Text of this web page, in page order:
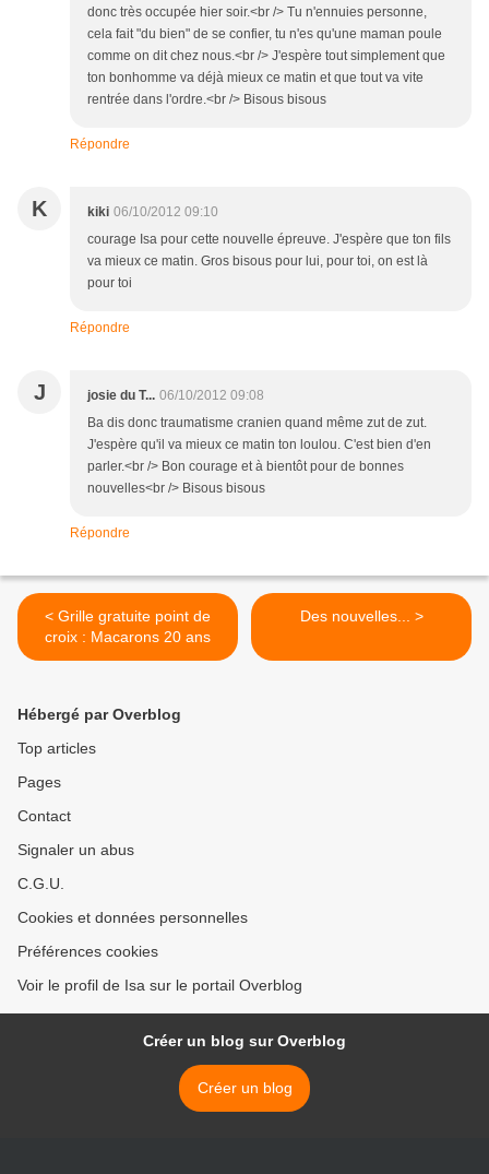
donc très occupée hier soir.<br /> Tu n'ennuies personne,
cela fait "du bien" de se confier, tu n'es qu'une maman poule
comme on dit chez nous.<br /> J'espère tout simplement que
ton bonhomme va déjà mieux ce matin et que tout va vite
rentrée dans l'ordre.<br /> Bisous bisous
Répondre
K kiki 06/10/2012 09:10
courage Isa pour cette nouvelle épreuve. J'espère que ton fils
va mieux ce matin. Gros bisous pour lui, pour toi, on est là
pour toi
Répondre
J josie du T... 06/10/2012 09:08
Ba dis donc traumatisme cranien quand même zut de zut.
J'espère qu'il va mieux ce matin ton loulou. C'est bien d'en
parler.<br /> Bon courage et à bientôt pour de bonnes
nouvelles<br /> Bisous bisous
Répondre
< Grille gratuite point de
croix : Macarons 20 ans
Des nouvelles... >
Hébergé par Overblog
Top articles
Pages
Contact
Signaler un abus
C.G.U.
Cookies et données personnelles
Préférences cookies
Voir le profil de Isa sur le portail Overblog
Créer un blog sur Overblog
Créer un blog